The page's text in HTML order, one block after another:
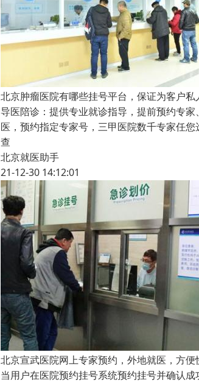
北京肿瘤医院有哪些挂号平台，保证为客户私
导医陪诊：提供专业就诊指导，提前预约专
医，预约指定专家号，三甲医院数千专家任
查
北京就医助手
21-12-30 14:12:01
北京宣武医院网上专家预约，外地就医，方便
当用户在医院预约挂号系统预约挂号并确认